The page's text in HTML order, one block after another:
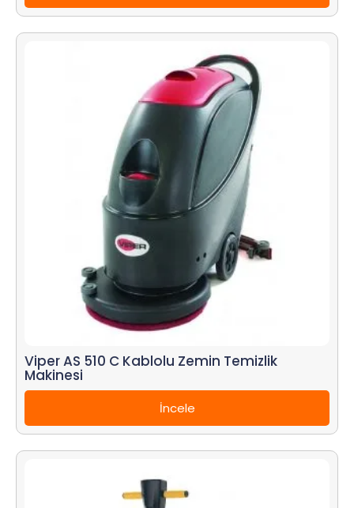
Viper AS 510 C Kablolu Zemin Temizlik
Makinesi
İncele